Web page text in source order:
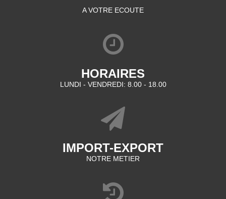
A VOTRE ECOUTE
HORAIRES
LUNDI - VENDREDI: 8.00 - 18.00
IMPORT-EXPORT
NOTRE METIER